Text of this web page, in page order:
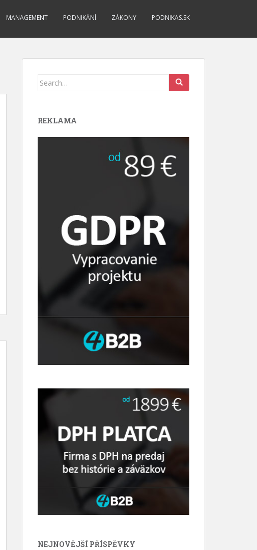
MANAGEMENT PODNIKÁNÍ ZÁKONY PODNIKAS.SK
Search
REKLAMA
NEJNOVĚJŠÍ PŘÍSPĚVKY